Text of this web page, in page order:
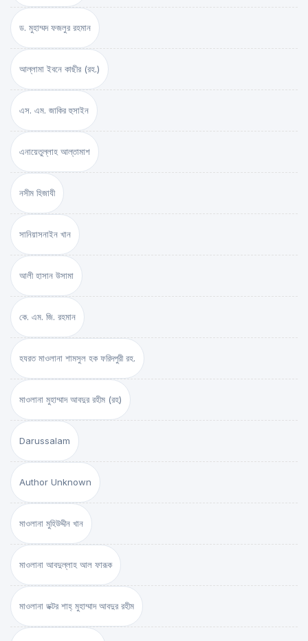
ড. মুহাম্মদ ফজলুর রহমান
আল্লামা ইবনে কাছীর (রহ.)
এস. এম. জাকির হুসাইন
এনায়েতুল্লাহ আল্‌তামাশ
নসীম হিজাযী
সানিয়াসনাইন খান
আলী হাসান উসামা
কে. এম. জি. রহমান
হযরত মাওলানা শামসুল হক ফরিদপুরী রহ.
মাওলানা মুহাম্মাদ আবদুর রহীম (রহ)
Darussalam
Author Unknown
মাওলানা মুহিউদ্দীন খান
মাওলানা আবদুল্লাহ আল ফারূক
মাওলানা ডক্টর শাহ্‌ মুহাম্মাদ আবদুর রহীম